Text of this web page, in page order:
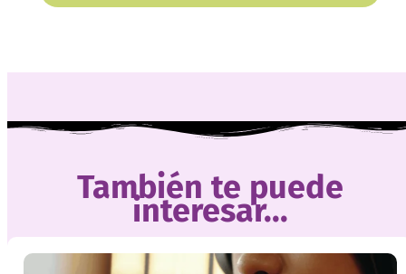
También te puede
interesar...